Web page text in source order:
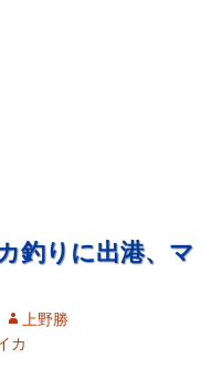
釣りに出港、マ
上野勝
カ